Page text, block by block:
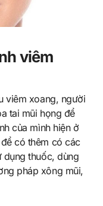
viêm
viêm xoang, người
tai mũi họng để
của mình hiện ở
có thêm có các
dụng thuốc, dùng
pháp xông mũi,